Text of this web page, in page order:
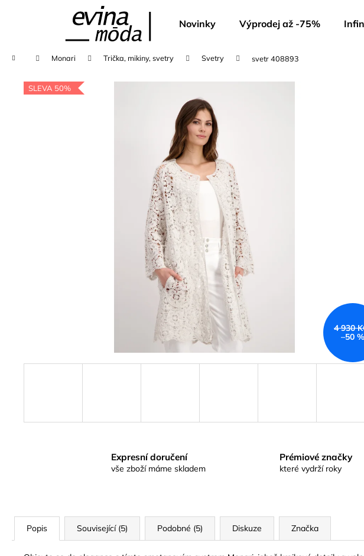
Novinky Výprodej až -75%
Domů Monari Trička, mikiny, svetry Svetry svetr 408893
SLEVA 50%
4 930
–50 %
Expresní doručení
vše zboží máme skladem
Prémiové značky
které vydrží roky
Popis Související (5) Podobné (5) Diskuze Značka
Co